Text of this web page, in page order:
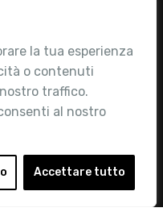
la tua esperienza
o contenuti
traffico.
al nostro
Accettare tutto